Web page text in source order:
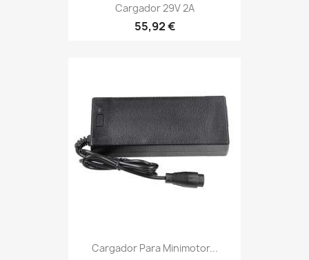
Cargador 29V 2A
55,92 €
Cargador Para Minimotor...